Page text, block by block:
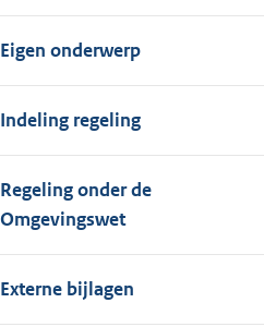
Eigen onderwerp
Indeling regeling
Regeling onder de
Omgevingswet
Externe bijlagen